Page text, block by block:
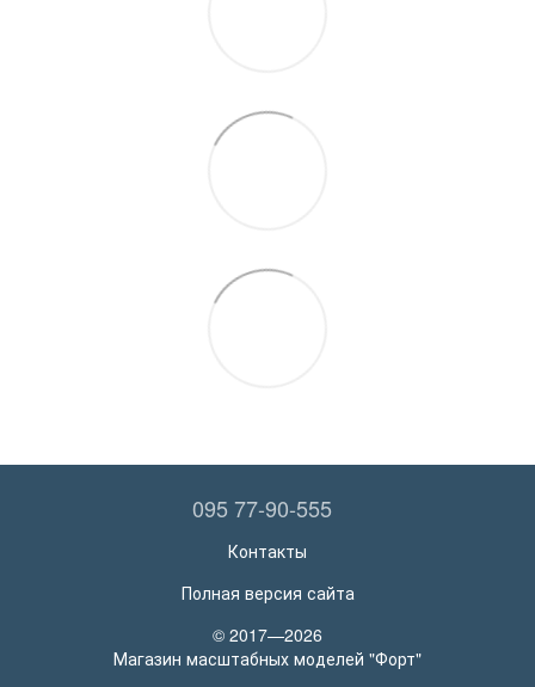
095 77-90-555
Контакты
Полная версия сайта
© 2017—2026
Магазин масштабных моделей "Форт"